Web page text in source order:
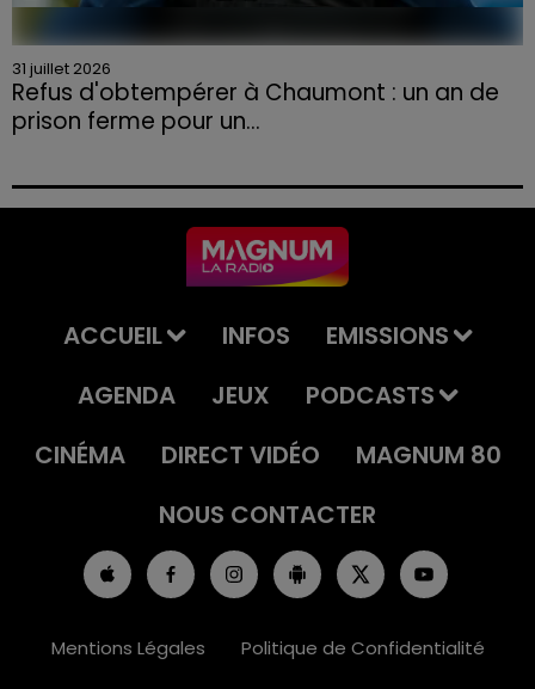
31 juillet 2026
Refus d'obtempérer à Chaumont : un an de
prison ferme pour un...
permis et la confiscation de son véhicule.
ACCUEIL INFOS
EMISSIONS
AGENDA
JEUX
PODCASTS
CINÉMA
DIRECT VIDÉO
MAGNUM 80
NOUS CONTACTER
Mentions Légales Politique de Confidentialité